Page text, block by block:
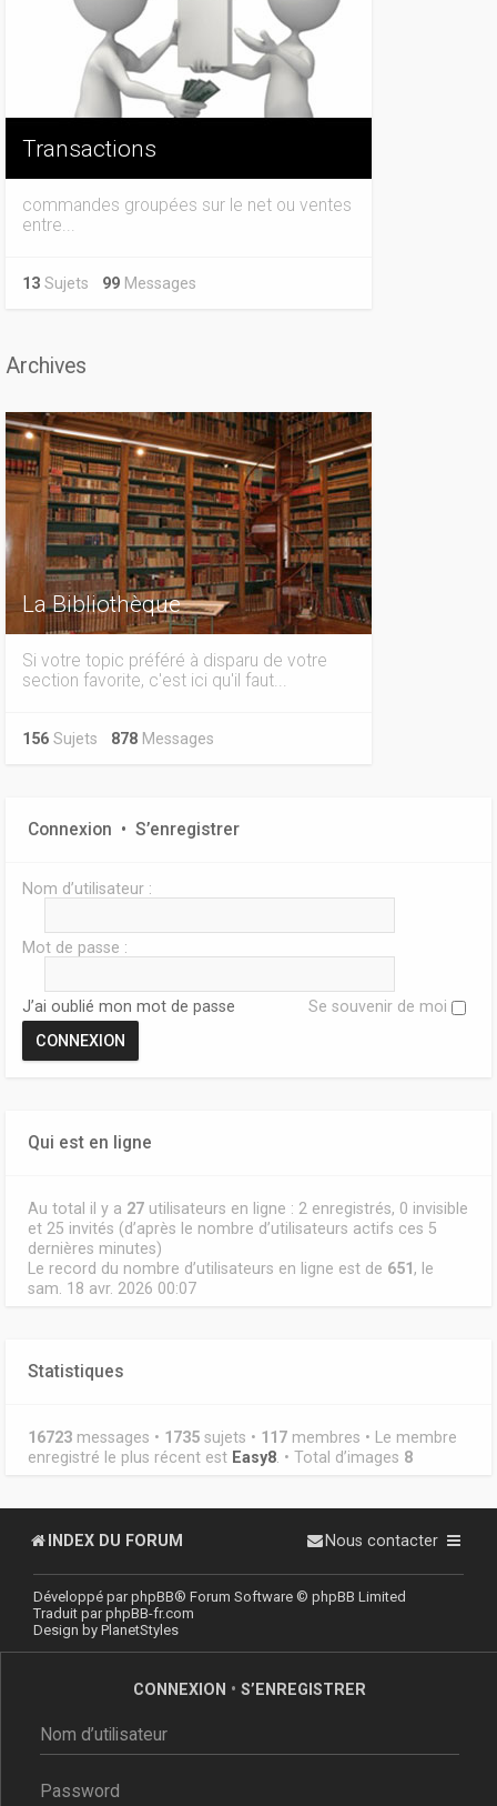
Transactions
commandes groupées sur le net ou ventes
entre...
13 Sujets 99 Messages
Archives
La Bibliothèque
Si votre topic préféré à disparu de votre
section favorite, c'est ici qu'il faut...
156 Sujets 878 Messages
Connexion • S’enregistrer
Nom d’utilisateur :
Mot de passe :
J’ai oublié mon mot de passe Se souvenir de moi
Qui est en ligne
Au total il y a 27 utilisateurs en ligne : 2 enregistrés, 0 invisible
et 25 invités (d’après le nombre d’utilisateurs actifs ces 5
dernières minutes)
Le record du nombre d’utilisateurs en ligne est de 651 , le
sam. 18 avr. 2026 00:07
Statistiques
16723 messages • 1735 sujets • 117 membres • Le membre
enregistré le plus récent est Easy8 . • Total d’images 8
INDEX DU FORUM Nous contacter
Développé parphpBB® Forum Software © phpBB Limited
Traduit parphpBB-fr.com
Design by PlanetStyles
CONNEXION • S’ENREGISTRER